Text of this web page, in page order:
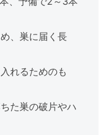
、巣に届く長
れるためのも
た巣の破片やハ